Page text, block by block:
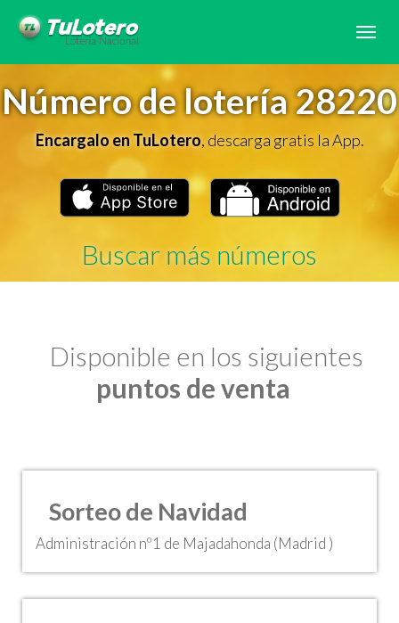
Número de lotería 28220
Encargalo en TuLotero, descarga gratis la App.
Buscar más números
Disponible en los siguientes
puntos de venta
Sorteo de Navidad
Administración nº1 de Majadahonda (Madrid )